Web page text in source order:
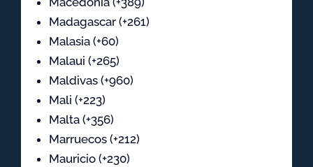
Madagascar (+261)
Malasia (+60)
Malaui (+265)
Maldivas (+960)
Mali (+223)
Malta (+356)
Marruecos (+212)
Mauricio (+230)